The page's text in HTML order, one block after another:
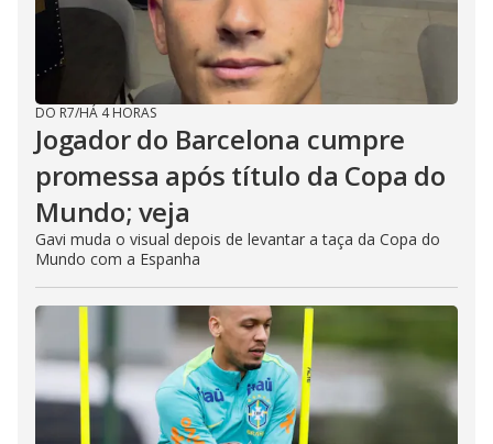
DO R7/HÁ 4 HORAS
Jogador do Barcelona cumpre
promessa após título da Copa do
Mundo; veja
Gavi muda o visual depois de levantar a taça da Copa do
Mundo com a Espanha